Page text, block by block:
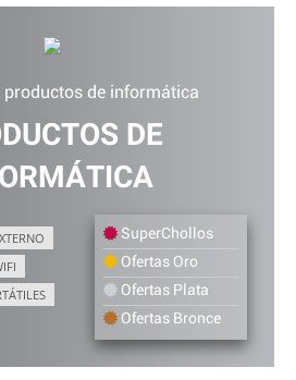
productos de informática
DE
SuperChollos
Ofertas Oro
Ofertas Plata
Ofertas Bronce